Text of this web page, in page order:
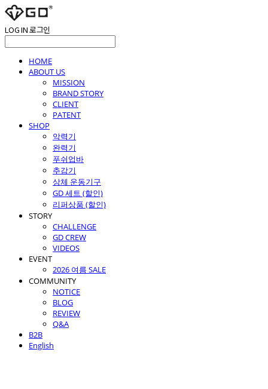
LOG IN로그인
HOME
ABOUT US
MISSION
BRAND STORY
CLIENT
PATENT
SHOP
악력기
완력기
푸쉬업바
추감기
상체 운동기구
GD 세트 (할인)
리퍼상품 (할인)
STORY
CHALLENGE
GD CREW
VIDEOS
EVENT
2026 여름 SALE
COMMUNITY
NOTICE
BLOG
REVIEW
Q&A
B2B
English